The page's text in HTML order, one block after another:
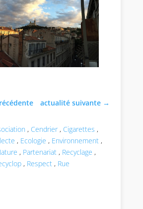
actualité suivante→
, Cendrier, Cigarettes ,
, Ecologie , Environnement,
, Partenariat , Recyclage ,
, Respect, Rue